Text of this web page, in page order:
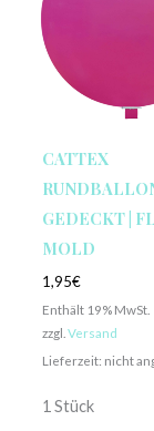
CATTEX
GEDECKT |
MOLD
1,95€
Enthält 19% MwSt.
zzgl. Versand
Lieferzeit: nicht
1 Stück